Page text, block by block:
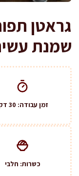
גראטן
שמנת
זמן עבודה: 30 דק'
כשרות: חלבי